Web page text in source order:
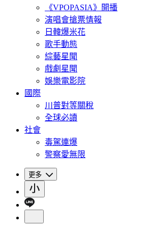
《VPOPASIA》開播
演唱會搶票情報
日韓爆米花
歌手動態
綜藝星聞
戲劇星聞
娛樂電影院
國際
川普對等關稅
全球必讀
社會
毒駕連爆
警察愛無限
更多